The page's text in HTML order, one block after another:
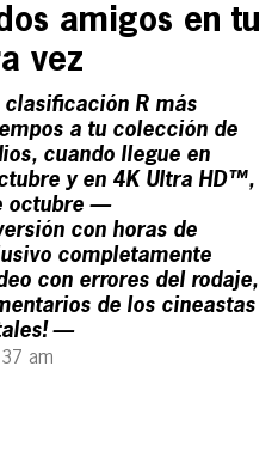
amigos en tu
vez
R más
a tu colección de
cuando llegue en
y en 4K Ultra HD™,
octubre —
con horas de
completamente
con errores del rodaje,
de los cineastas
—
am